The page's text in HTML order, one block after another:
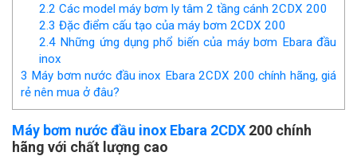
2.2 Các model máy bơm ly tâm 2 tầng cánh 2CDX 200
2.3 Đặc điểm cấu tạo của máy bơm 2CDX 200
2.4Những ứng dụng phổ biến của máy bơm Ebara đầu
inox
3 Máy bơm nước đầu inox Ebara 2CDX 200 chính hãng, giá
rẻ nên mua ở đâu?
Máy bơm nước đầu inox Ebara 2CDX 200 chính
hãng với chất lượng cao